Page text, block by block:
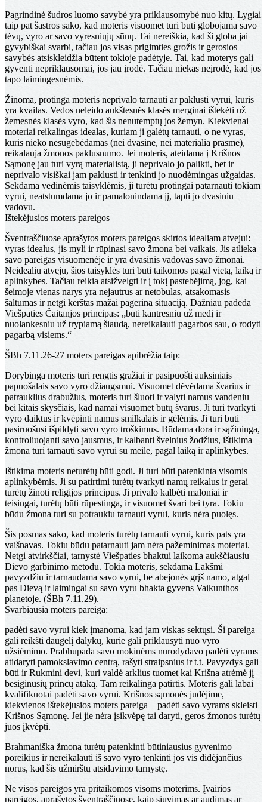
Pagrindinė šudros luomo savybė yra priklausomybė nuo kitų. Lygiai
taip pat šastros sako, kad moteris visuomet turi būti globojama savo
tėvų, vyro ar savo vyresniųjų sūnų. Tai nereiškia, kad ši globa jai
gyvybiškai svarbi, tačiau jos visas prigimties grožis ir gerosios
savybės atsiskleidžia būtent tokioje padėtyje. Tai, kad moterys gali
gyventi nepriklausomai, jos jau įrodė. Tačiau niekas neįrodė, kad jos
tapo laimingesnėmis.
Žinoma, protinga moteris neprivalo tarnauti ar paklusti vyrui, kuris
yra kvailas. Vedos neleido aukštesnės klasės merginai ištekėti už
žemesnės klasės vyro, kad šis nenutemptų jos žemyn. Kiekvienai
moteriai reikalingas idealas, kuriam ji galėtų tarnauti, o ne vyras,
kuris nieko nesugebėdamas (nei dvasine, nei materialia prasme),
reikalauja žmonos paklusnumo. Jei moteris, ateidama į Krišnos
Sąmonę jau turi vyrą materialistą, ji neprivalo jo palikti, bet ir
neprivalo visiškai jam paklusti ir tenkinti jo nuodėmingas užgaidas.
Sekdama vedinėmis taisyklėmis, ji turėtų protingai patarnauti tokiam
vyrui, neatstumdama jo ir pamalonindama jį, tapti jo dvasiniu
vadovu.
Ištekėjusios moters pareigos
Šventraščiuose aprašytos moters pareigos skirtos idealiam atvejui:
vyras idealus, jis myli ir rūpinasi savo žmona bei vaikais. Jis atlieka
savo pareigas visuomenėje ir yra dvasinis vadovas savo žmonai.
Neidealiu atveju, šios taisyklės turi būti taikomos pagal vietą, laiką ir
aplinkybes. Tačiau reikia atsižvelgti ir į tokį pastebėjimą, jog, kai
šeimoje vienas narys yra nejautrus ar netobulas, atsakomasis
šaltumas ir netgi kerštas mažai pagerina situaciją. Dažniau padeda
Viešpaties Čaitanjos principas: „būti kantresniu už medį ir
nuolankesniu už trypiamą šiaudą, nereikalauti pagarbos sau, o rodyti
pagarbą visiems.“
ŠBh 7.11.26-27 moters pareigas apibrėžia taip:
Dorybinga moteris turi rengtis gražiai ir pasipuošti auksiniais
papuošalais savo vyro džiaugsmui. Visuomet dėvėdama švarius ir
patrauklius drabužius, moteris turi šluoti ir valyti namus vandeniu
bei kitais skysčiais, kad namai visuomet būtų švarūs. Ji turi tvarkyti
vyro daiktus ir kvėpinti namus smilkalais ir gėlėmis. Ji turi būti
pasiruošusi išpildyti savo vyro troškimus. Būdama dora ir sąžininga,
kontroliuojanti savo jausmus, ir kalbanti švelnius žodžius, ištikima
žmona turi tarnauti savo vyrui su meile, pagal laiką ir aplinkybes.
Ištikima moteris neturėtų būti godi. Ji turi būti patenkinta visomis
aplinkybėmis. Ji su patirtimi turėtų tvarkyti namų reikalus ir gerai
turėtų žinoti religijos principus. Ji privalo kalbėti maloniai ir
teisingai, turėtų būti rūpestinga, ir visuomet švari bei tyra. Tokiu
būdu žmona turi su potraukiu tarnauti vyrui, kuris nėra puolęs.
Šis posmas sako, kad moteris turėtų tarnauti vyrui, kuris pats yra
vaišnavas. Tokiu būdu patarnauti jam nėra pažeminimas moteriai.
Netgi atvirkščiai, tarnystė Viešpaties bhaktui laikoma aukščiausiu
Dievo garbinimo metodu. Tokia moteris, sekdama Lakšmi
pavyzdžiu ir tarnaudama savo vyrui, be abejonės grįš namo, atgal
pas Dievą ir laimingai su savo vyru bhakta gyvens Vaikunthos
planetoje. (ŠBh 7.11.29).
Svarbiausia moters pareiga:
padėti savo vyrui kiek įmanoma, kad jam viskas sektųsi. Ši pareiga
gali reikšti daugelį dalykų, kurie gali priklausyti nuo vyro
užsiėmimo. Prabhupada savo mokinėms nurodydavo padėti vyrams
atidaryti pamokslavimo centrą, rašyti straipsnius ir t.t. Pavyzdys gali
būti ir Rukmini devi, kuri valdė arklius tuomet kai Krišna atrėmė jį
besiginusių princų ataką. Tam reikalinga patirtis. Moteris gali labai
kvalifikuotai padėti savo vyrui. Krišnos sąmonės judėjime,
kiekvienos ištekėjusios moters pareiga – padėti savo vyrams skleisti
Krišnos Sąmonę. Jei jie nėra įsikvėpę tai daryti, geros žmonos turėtų
juos įkvėpti.
Brahmaniška žmona turėtų patenkinti būtiniausius gyvenimo
poreikius ir nereikalauti iš savo vyro tenkinti jos vis didėjančius
norus, kad šis užmirštų atsidavimo tarnystę.
Ne visos pareigos yra pritaikomos visoms moterims. Įvairios
pareigos, aprašytos šventraščiuose, kaip siuvimas ar audimas ar